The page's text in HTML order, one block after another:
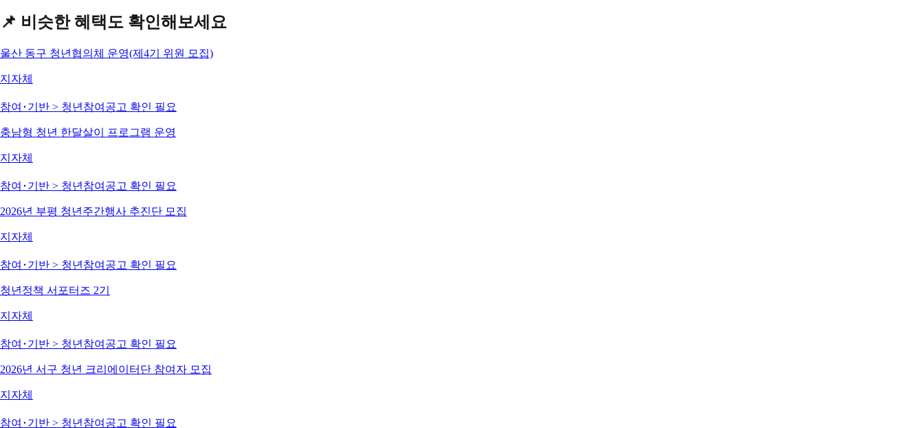
📌 비슷한 혜택도 확인해보세요
울산 동구 청년협의체 운영(제4기 위원 모집)
지자체
참여･기반 > 청년참여 공고 확인 필요
충남형 청년 한달살이 프로그램 운영
지자체
참여･기반 > 청년참여 공고 확인 필요
2026년 부평 청년주간행사 추진단 모집
지자체
참여･기반 > 청년참여 공고 확인 필요
청년정책 서포터즈 2기
지자체
참여･기반 > 청년참여 공고 확인 필요
2026년 서구 청년 크리에이터단 참여자 모집
지자체
참여･기반 > 청년참여 공고 확인 필요